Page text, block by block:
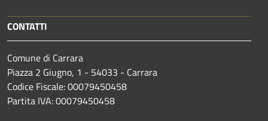
CONTATTI
Comune di Carrara
Piazza 2 Giugno, 1 - 54033 - Carrara
Codice Fiscale: 00079450458
Partita IVA: 00079450458